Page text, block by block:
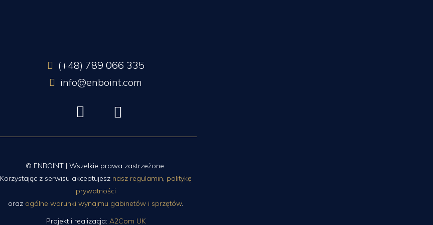
(+48) 789 066 335
info@enboint.com
© ENBOINT | Wszelkie prawa zastrzeżone.
Korzystając z serwisu akceptujesz nasz regulamin, politykę
prywatności
oraz ogólne warunki wynajmu gabinetów i sprzętów.
Projekt i realizacja: A2Com UK